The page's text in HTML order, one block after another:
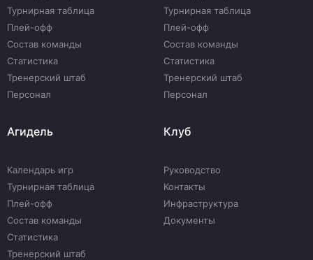
Турнирная таблица
Плей-офф
Состав команды
Статистика
Тренерский штаб
Персонал
Турнирная таблица
Плей-офф
Состав команды
Статистика
Тренерский штаб
Персонал
Агидель
Календарь игр
Турнирная таблица
Плей-офф
Состав команды
Статистика
Тренерский штаб
Клуб
Руководство
Контакты
Инфраструктура
Документы